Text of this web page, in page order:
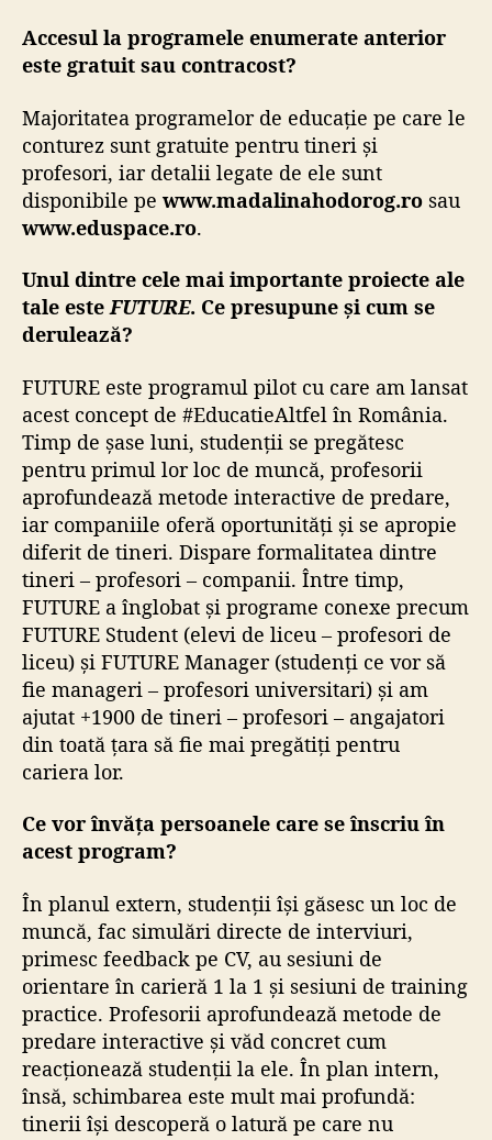
Accesul la programele enumerate anterior
este gratuit sau contracost?
Majoritatea programelor de educație pe care le
conturez sunt gratuite pentru tineri și
profesori, iar detalii legate de ele sunt
disponibile pe www.madalinahodorog.ro sau
www.eduspace.ro.
Unul dintre cele mai importante proiecte ale
tale esteFUTURE. Ce presupune și cum se
derulează?
FUTURE este programul pilot cu care am lansat
acest concept de #EducatieAltfel în România.
Timp de șase luni, studenții se pregătesc
pentru primul lor loc de muncă, profesorii
aprofundează metode interactive de predare,
iar companiile oferă oportunități și se apropie
diferit de tineri. Dispare formalitatea dintre
tineri – profesori – companii. Între timp,
FUTURE a înglobat și programe conexe precum
FUTURE Student (elevi de liceu – profesori de
liceu) și FUTURE Manager (studenți ce vor să
fie manageri – profesori universitari) și am
ajutat +1900 de tineri – profesori – angajatori
din toată țara să fie mai pregătiți pentru
cariera lor.
Ce vor învăța persoanele care se înscriu în
acest program?
În planul extern, studenții își găsesc un loc de
muncă, fac simulări directe de interviuri,
primesc feedback pe CV, au sesiuni de
orientare în carieră 1 la 1 și sesiuni de training
practice. Profesorii aprofundează metode de
predare interactive și văd concret cum
reacționează studenții la ele. În plan intern,
însă, schimbarea este mult mai profundă:
tinerii își descoperă o latură pe care nu